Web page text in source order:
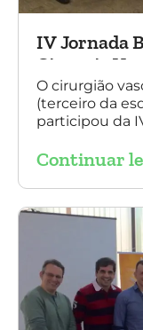
IV Jornada
Cirurgia
O cirurgião
(terceiro da
participou da
29 de outubro.
SBACV
de Cirurgia
Continuar